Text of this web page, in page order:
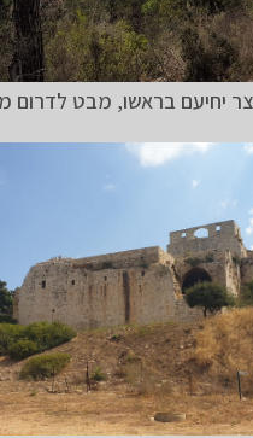
יחיעם בראשו, מבט לדרום